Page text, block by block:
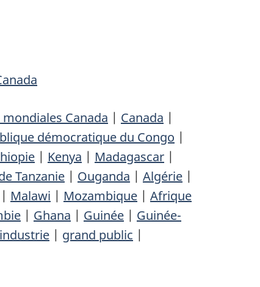
Canada | Canada |
démocratique du Congo |
| Kenya | Madagascar |
Tanzanie | Ouganda | Algérie |
| Malawi | Mozambique | Afrique
| Ghana | Guinée | Guinée-
| grand public |